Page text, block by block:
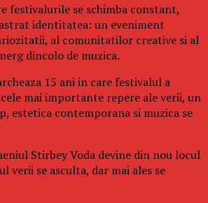
festivalurile se schimba constant,
identitatea: un eveniment
al comunitatilor creative si al
dincolo de muzica.
15 ani in care festivalul a
mai importante repere ale verii, un
estetica contemporana si muzica se
Stirbey Voda devine din nou locul
verii se asculta, dar mai ales se